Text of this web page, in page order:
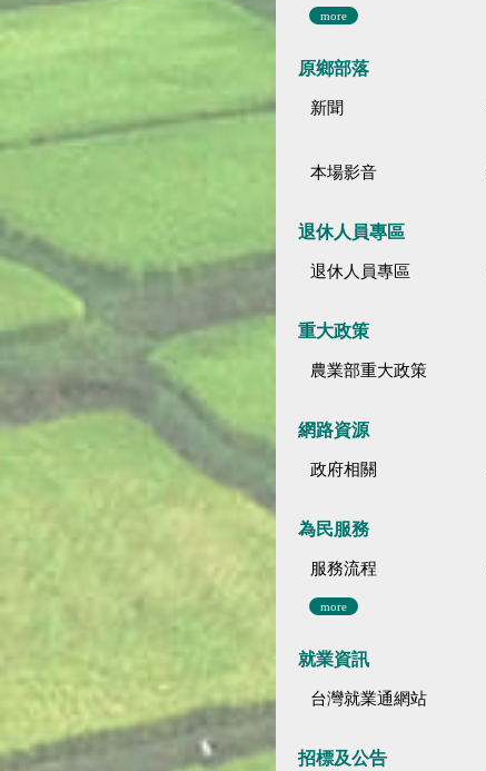
more
原鄉部落
新聞
本場影音
退休人員專區
退休人員專區
重大政策
農業部重大政策
網路資源
政府相關
為民服務
服務流程
more
就業資訊
台灣就業通網站
招標及公告